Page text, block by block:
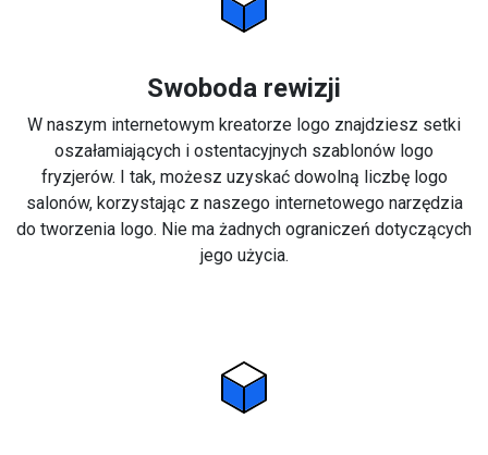
Swoboda rewizji
W naszym internetowym kreatorze logo znajdziesz setki
oszałamiających i ostentacyjnych szablonów logo
fryzjerów. I tak, możesz uzyskać dowolną liczbę logo
salonów, korzystając z naszego internetowego narzędzia
do tworzenia logo. Nie ma żadnych ograniczeń dotyczących
jego użycia.